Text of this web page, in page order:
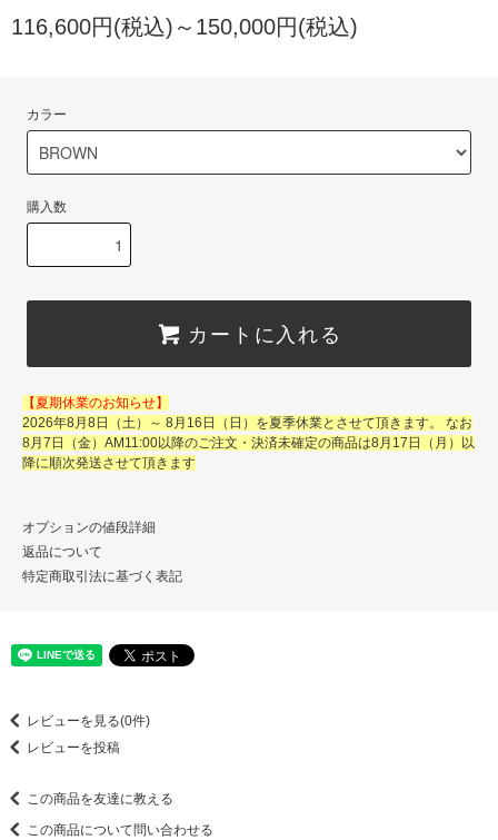
116,600円(税込)～150,000円(税込)
カラー
購入数
カートに入れる
【夏期休業のお知らせ】
2026年8月8日（土）～ 8月16日（日）を夏季休業とさせて頂きます。 なお
8月7日（金）AM11:00以降のご注文・決済未確定の商品は8月17日（月）以
降に順次発送させて頂きます
オプションの値段詳細
返品について
特定商取引法に基づく表記
レビューを見る(0件)
レビューを投稿
この商品を友達に教える
この商品について問い合わせる